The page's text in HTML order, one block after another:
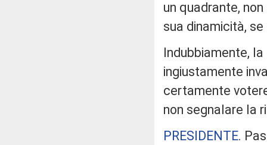
un quadrante,
sua dinamicità,
Indubbiamente,
ingiustamente
certamente
non segnalare la
PRESIDENTE.